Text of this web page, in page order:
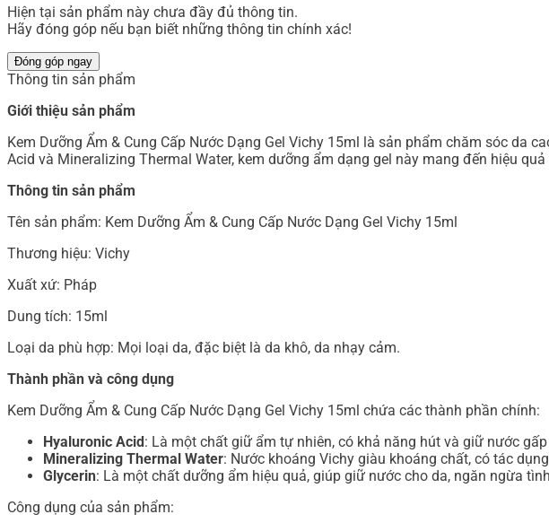
Hiện tại sản phẩm này chưa đầy đủ thông tin.
Hãy đóng góp nếu bạn biết những thông tin chính xác!
Đóng góp ngay
Thông tin sản phẩm
Giới thiệu sản phẩm
Kem Dưỡng Ẩm & Cung Cấp Nước Dạng Gel Vichy 15ml là sản phẩm chăm sóc da
Acid và Mineralizing Thermal Water, kem dưỡng ẩm dạng gel này mang đến hiệu
Thông tin sản phẩm
Tên sản phẩm: Kem Dưỡng Ẩm & Cung Cấp Nước Dạng Gel Vichy 15ml
Thương hiệu: Vichy
Xuất xứ: Pháp
Dung tích: 15ml
Loại da phù hợp: Mọi loại da, đặc biệt là da khô, da nhạy cảm.
Thành phần và công dụng
Kem Dưỡng Ẩm & Cung Cấp Nước Dạng Gel Vichy 15ml chứa các thành phần chính:
Hyaluronic Acid : Là một chất giữ ẩm tự nhiên, có khả năng hút và giữ nước
Mineralizing Thermal Water: Nước khoáng Vichy giàu khoáng chất, có tác
Glycerin: Là một chất dưỡng ẩm hiệu quả, giúp giữ nước cho da, ngăn ngừa
Công dụng của sản phẩm: